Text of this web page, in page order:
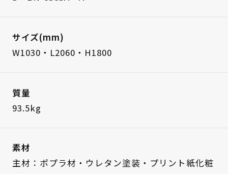
サイズ(mm)
W1030・L2060・H1800
質量
93.5kg
素材
主材：ポプラ材・ウレタン塗装・プリント紙化粧